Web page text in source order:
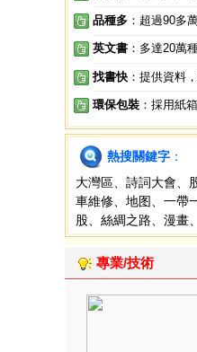
品種多 ：超過90多
英文書 ：多達20萬
找書快 ：提供資料
環保包裝 ：採用紙
熱搜關鍵字 ：
大灣區
詩詞大會
車維修
地图 一帶
股
絲綢之路 漫畫
專業/技術